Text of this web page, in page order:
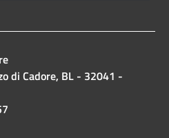
di Cadore, BL - 32041 -